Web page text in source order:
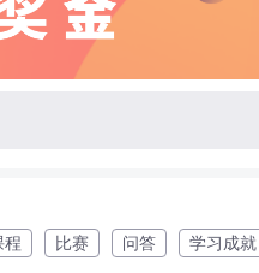
程 比赛 问答 学习成就